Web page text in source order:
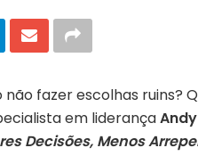
não fazer escolhas ruins?
em liderança
Decisões, Menos